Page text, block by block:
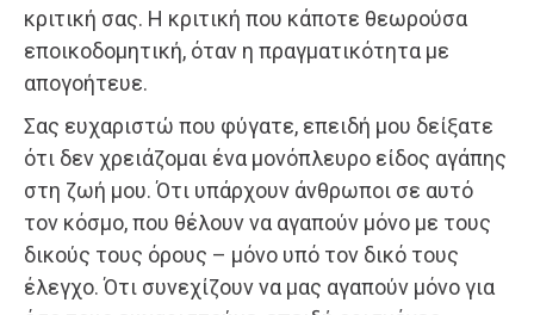
κριτική σας. Η κριτική που κάποτε θεωρούσα
εποικοδομητική, όταν η πραγματικότητα με
απογοήτευε.
Σας ευχαριστώ που φύγατε, επειδή μου δείξατε
ότι δεν χρειάζομαι ένα μονόπλευρο είδος αγάπης
στη ζωή μου. Ότι υπάρχουν άνθρωποι σε αυτό
τον κόσμο, που θέλουν να αγαπούν μόνο με τους
δικούς τους όρους – μόνο υπό τον δικό τους
έλεγχο. Ότι συνεχίζουν να μας αγαπούν μόνο για